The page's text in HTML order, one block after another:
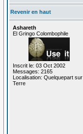
Revenir en haut
Ashareth
El Gringo Colombophile
Inscrit le: 03 Oct 2002
Messages: 2165
Localisation: Quelquepart sur
Terre